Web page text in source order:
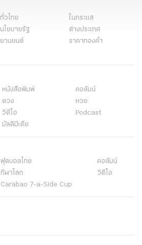
ทั่วไทย
ในกระแส
นโยบายรัฐ
ต่างประเทศ
ยานยนต์
ราคาทองคำ
หนังสือพิมพ์
คอลัมน์
ดวง
หวย
วิดีโอ
Podcast
มัลติมีเดีย
ฟุตบอลไทย
คอลัมน์
กีฬาโลก
วิดีโอ
Carabao 7-a-Side Cup